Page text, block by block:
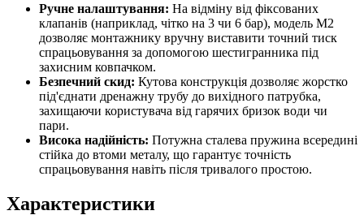
Ручне налаштування: На відміну від фіксованих
клапанів (наприклад, чітко на 3 чи 6 бар), модель M2
дозволяє монтажнику вручну виставити точний тиск
спрацьовування за допомогою шестигранника під
захисним ковпачком.
Безпечний скид: Кутова конструкція дозволяє жорстко
під'єднати дренажну трубу до вихідного патрубка,
захищаючи користувача від гарячих бризок води чи
пари.
Висока надійність: Потужна сталева пружина всередині
стійка до втоми металу, що гарантує точність
спрацьовування навіть після тривалого простою.
Характеристики